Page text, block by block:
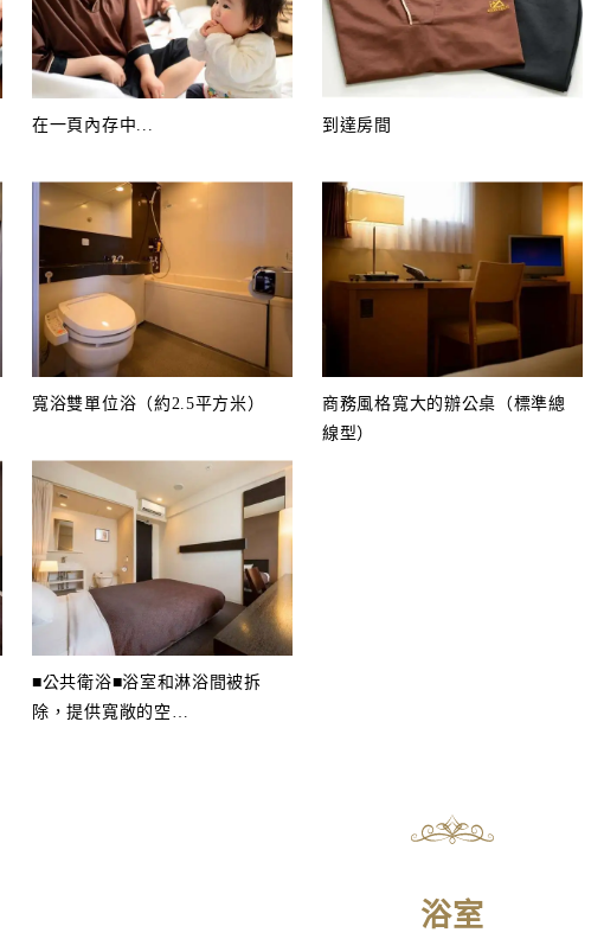
在一頁內存中... 到達房間
寬浴雙單位浴（約2.5平方米）
商務風格寬大的辦公桌（標準總
線型）
■公共衛浴■浴室和淋浴間被拆
除，提供寬敞的空…
浴室